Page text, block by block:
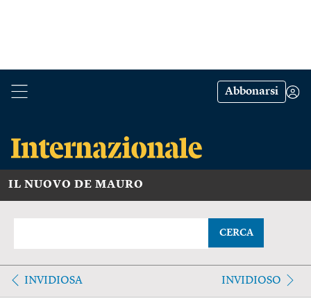
Abbonarsi
IL NUOVO DE MAURO
CERCA
INVIDIOSA INVIDIOSO